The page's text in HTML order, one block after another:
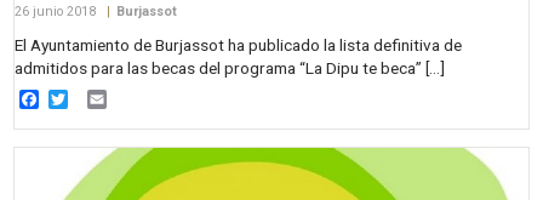
26 junio 2018 Burjassot
El Ayuntamiento de Burjassot ha publicado la lista definitiva de
admitidos para las becas del programa “La Dipu te beca” […]
Facebook
Twitter